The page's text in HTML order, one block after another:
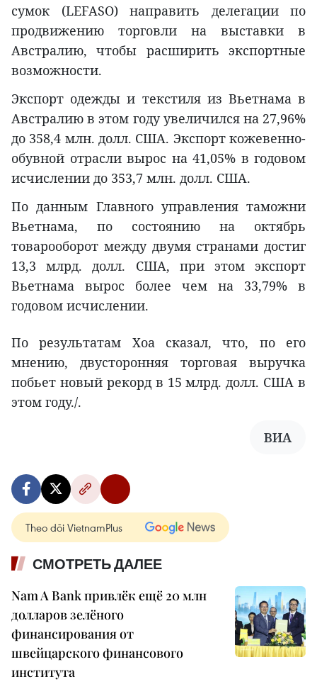
сумок (LEFASO) направить делегации по
продвижению торговли на выставки в
Австралию, чтобы расширить экспортные
возможности.
Экспорт одежды и текстиля из Вьетнама в
Австралию в этом году увеличился на 27,96%
до 358,4 млн. долл. США. Экспорт кожевенно-
обувной отрасли вырос на 41,05% в годовом
исчислении до 353,7 млн. долл. США.
По данным Главного управления таможни
Вьетнама, по состоянию на октябрь
товарооборот между двумя странами достиг
13,3 млрд. долл. США, при этом экспорт
Вьетнама вырос более чем на 33,79% в
годовом исчислении.
По результатам Хоа сказал, что, по его
мнению, двусторонняя торговая выручка
побьет новый рекорд в 15 млрд. долл. США в
этом году./.
ВИА
Theo dõi VietnamPlus
СМОТРЕТЬ ДАЛЕЕ
Nam A Bank привлёк ещё 20 млн
долларов зелёного
финансирования от
швейцарского финансового
института